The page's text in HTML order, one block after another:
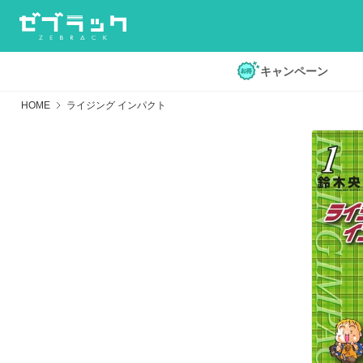
キャンペーン
HOME ライジング インパクト